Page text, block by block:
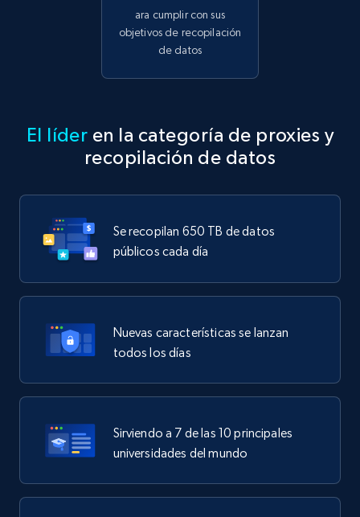
ara cumplir con sus
objetivos de recopilación
de datos
El líder en la categoría de proxies y
recopilación de datos
Se recopilan 650 TB de datos
públicos cada día
Nuevas características se lanzan
todos los días
Sirviendo a 7 de las 10 principales
universidades del mundo